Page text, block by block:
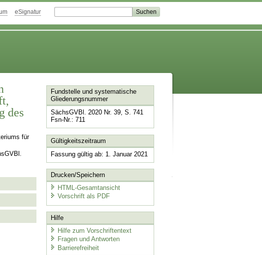
eSignatur
des
für
Fundstelle und systematische
Gliederungsnummer
SächsGVBl. 2020 Nr. 39, S. 741
Fsn-Nr.: 711
Gültigkeitszeitraum
Fassung gültig ab: 1. Januar 2021
Drucken/Speichern
HTML-Gesamtansicht
Vorschrift als PDF
Hilfe
Hilfe zum Vorschriftentext
Fragen und Antworten
Barrierefreiheit